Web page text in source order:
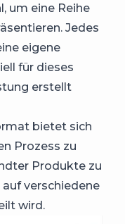
um eine Reihe
Jedes
eigene
für dieses
erstellt
bietet sich
Prozess zu
Produkte zu
verschiedene
wird.